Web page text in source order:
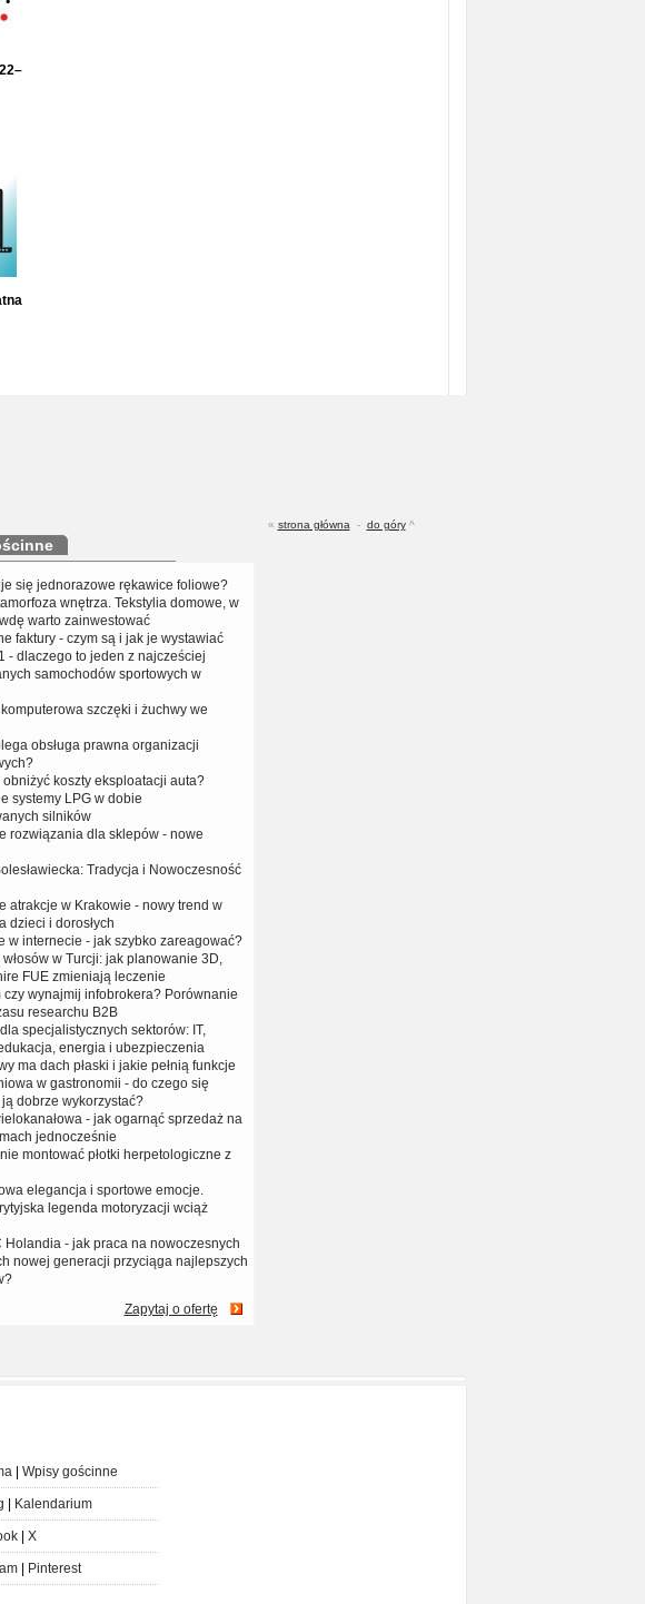
« strona główna - do góry^
się jednorazowe rękawice foliowe?
wnętrza. Tekstylia domowe, w
warto zainwestować
faktury - czym są i jak je wystawiać
- dlaczego to jeden z najcześciej
samochodów sportowych w
szczęki i żuchwy we
obsługa prawna organizacji
koszty eksploatacji auta?
systemy LPG w dobie
silników
rozwiązania dla sklepów - nowe
Tradycja i Nowoczesność
atrakcje w Krakowie - nowy trend w
dzieci i dorosłych
w internecie - jak szybko zareagować?
włosów w Turcji: jak planowanie 3D,
FUE zmieniają leczenie
czy wynajmij infobrokera? Porównanie
researchu B2B
specjalistycznych sektorów: IT,
energia i ubezpieczenia
ma dach płaski i jakie pełnią funkcje
w gastronomii - do czego się
dobrze wykorzystać?
- jak ogarnąć sprzedaż na
jednocześnie
montować płotki herpetologiczne z
elegancja i sportowe emocje.
legenda motoryzacji wciąż
Holandia - jak praca na nowoczesnych
nowej generacji przyciąga najlepszych
Zapytaj o ofertę
| Wpisy gościnne
Kalendarium
| X
| Pinterest